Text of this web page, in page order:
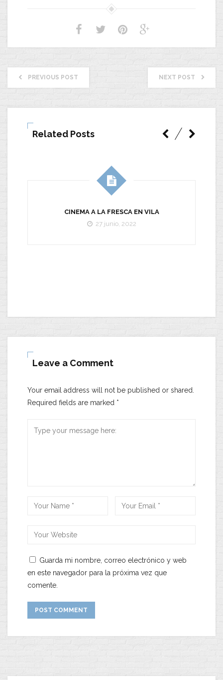
PREVIOUS POST NEXT POST
Related Posts
CINEMA A LA FRESCA EN VILA
27 junio, 2022
Leave a Comment
Your email address will not be published or shared.
Required fields are marked *
Guarda mi nombre, correo electrónico y web
en este navegador para la próxima vez que
comente.